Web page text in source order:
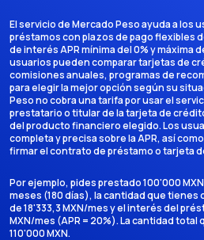
El servicio de Mercado Peso ayuda a los
préstamos con plazos de pago flexibles
de interés APR mínima del 0% y máxima
usuarios pueden comparar tarjetas de
comisiones anuales, programas de
para elegir la mejor opción según su
Peso no cobra una tarifa por usar el
prestatario o titular de la tarjeta de
del producto financiero elegido. Los
completa y precisa sobre la APR, así
firmar el contrato de préstamo o tarjeta
Por ejemplo, pides prestado 100'000
meses (180 días), la cantidad que tienes
de 18'333,3 MXN/mes y el interés del
MXN/mes (APR = 20%). La cantidad
110'000 MXN.